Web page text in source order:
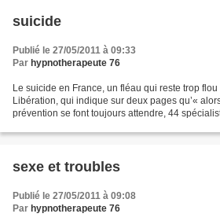
suicide
Publié le 27/05/2011 à 09:33
Par hypnotherapeute 76
Le suicide en France, un fléau qui reste trop flou
Libération, qui indique sur deux pages qu’«
prévention se font toujours attendre, 44
sexe et troubles
Publié le 27/05/2011 à 09:08
Par hypnotherapeute 76